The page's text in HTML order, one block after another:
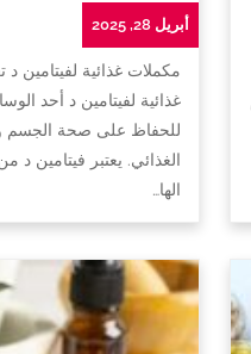
أبريل 28, 2025
مكملات غذائية لفيتامين د
غذائية لفيتامين د أحد
للحفاظ على صحة الجسم
الغذائي. يعتبر فيتامين د
الها…